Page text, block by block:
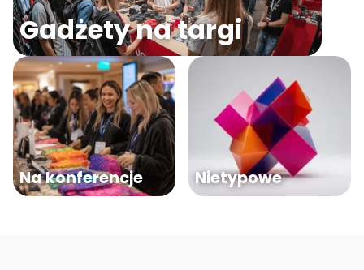
Gadżety na targi
Na konferencje Nietypowe